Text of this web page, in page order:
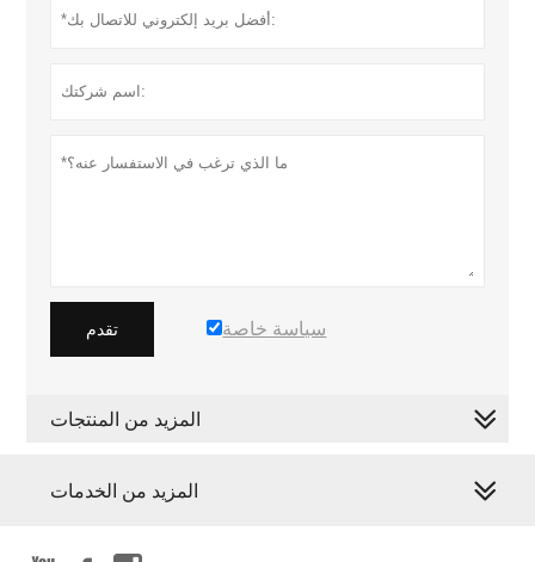
تقدم سياسة خاصة
المزيد من المنتجات
المزيد من الخدمات